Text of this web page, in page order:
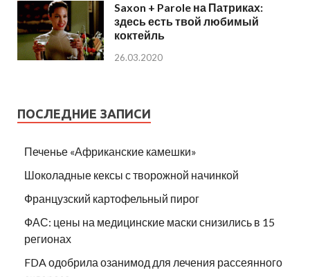
Saxon + Parole на Патриках:
здесь есть твой любимый
коктейль
26.03.2020
ПОСЛЕДНИЕ ЗАПИСИ
Печенье «Африканские камешки»
Шоколадные кексы с творожной начинкой
Французский картофельный пирог
ФАС: цены на медицинские маски снизились в 15
регионах
FDA одобрила озанимод для лечения рассеянного